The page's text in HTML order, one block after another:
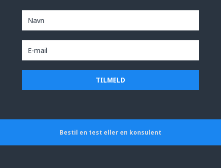
Bestil en test eller en konsulent